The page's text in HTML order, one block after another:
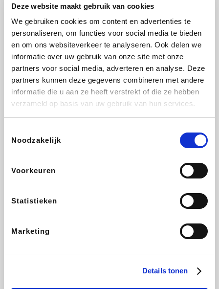
Deze website maakt gebruik van cookies
We gebruiken cookies om content en advertenties te
personaliseren, om functies voor social media te bieden
en om ons websiteverkeer te analyseren. Ook delen we
informatie over uw gebruik van onze site met onze
partners voor social media, adverteren en analyse. Deze
partners kunnen deze gegevens combineren met andere
informatie die u aan ze heeft verstrekt of die ze hebben
verzameld op basis van uw gebruik van hun services.
Noodzakelijk
Voorkeuren
Statistieken
Marketing
Details tonen
Sarenza Interhome Schiesser Bolt Energie
DeubaXXL
Ekoi About You